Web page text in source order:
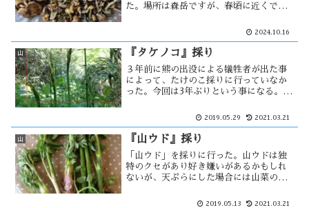
た。場所は森岳ですが、春頃に近くで熊
り、何か採取された後を追う形になって
2024.10.16
山 『タケノコ』採り
３年前に熊の出没による犠牲者が出た事
によって、たけのこ採りに行っていなか
った。今回は3年ぶりという事になる。ま
竹の花の蕾を見つけた。百年に一度咲く
る。何か、不吉な・・
2019.05.29 2021.03.21
山 『山ウド』採り
「山ウド」を採りに行った。山ウドは独
特のクセがあり好き嫌いがあるかもしれ
ないが、天ぷらにした場合には山菜の王
う。期待した程の収穫はなかったが、採
2019.05.13 2021.03.21